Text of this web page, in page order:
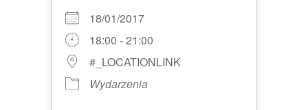
18/01/2017
18:00 - 21:00
#_LOCATIONLINK
Wydarzenia